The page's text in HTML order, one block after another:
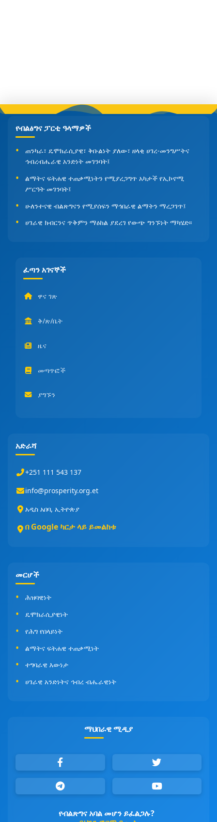
የብልፅግና ፓርቲ ዓላማዎች
ጠንካራ፣ ዴሞክራሲያዊ፣ ቅቡልነት ያለው፣ ዘላቂ ሀገረ-መንግሥትና
ኅብረብሔራዊ አንድነት መገንባት፤
ልማትና ፍትሐዊ ተጠቃሚነትን የሚያረጋግጥ አካታች የኢኮኖሚ
ሥርዓት መገንባት፤
ሁለንተናዊ ብልጽግናን የሚያሰፍን ማኅበራዊ ልማትን ማረጋገጥ፤
ሀገራዊ ክብርንና ጥቅምን ማዕከል ያደረገ የውጭ ግንኙነት ማካሄድ፡፡
ፈጣን አገናኞች
ዋና ገጽ
ቅ/ጽ/ቤት
ዜና
መጣጥፎች
ያግኙን
አድራሻ
+251 111 543 137
info@prosperity.org.et
አዲስ አበባ, ኢትዮጵያ
በ Google ካርታ ላይ ይመልከቱ
መርሆች
ሕዝባዊነት
ዴሞክራሲያዊነት
የሕግ የበላይነት
ልማትና ፍትሐዊ ተጠቃሚነት
ተግባራዊ እውነታ
ሀገራዊ አንድነትና ኅብረ ብሔራዊነት
ማህበራዊ ሚዲያ
የብልጽግና አባል መሆን ይፈልጋሉ?